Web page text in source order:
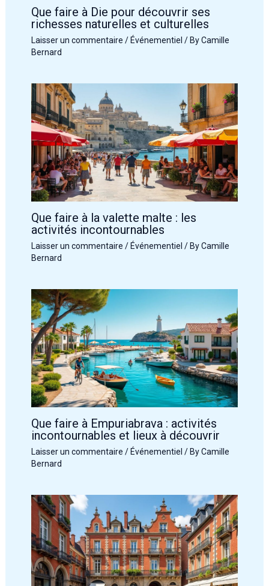
Que faire à Die pour découvrir ses
richesses naturelles et culturelles
Laisser un commentaire / Événementiel / ByCamille
Bernard
Que faire à la valette malte : les
activités incontournables
Laisser un commentaire / Événementiel / ByCamille
Bernard
Que faire à Empuriabrava : activités
incontournables et lieux à découvrir
Laisser un commentaire / Événementiel / ByCamille
Bernard